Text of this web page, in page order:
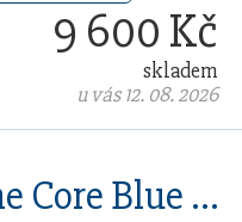
9 600 Kč
skladem
u vás 12. 08. 2026
Waterman Carene Core Blue CT